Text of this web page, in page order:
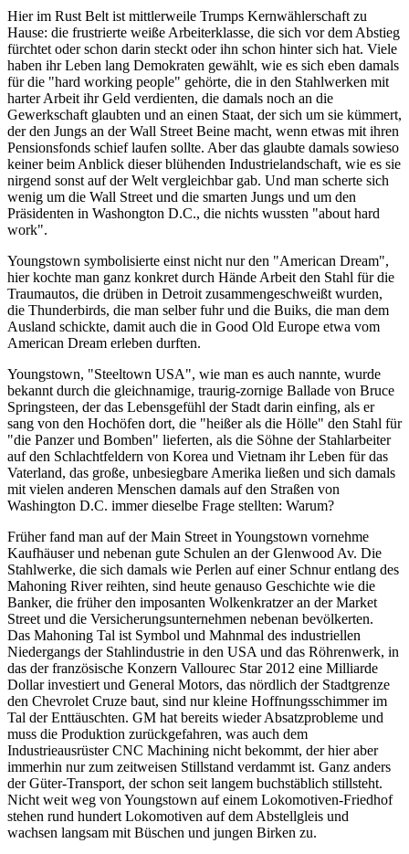
Hier im Rust Belt ist mittlerweile Trumps Kernwählerschaft zu
Hause: die frustrierte weiße Arbeiterklasse, die sich vor dem Abstieg
fürchtet oder schon darin steckt oder ihn schon hinter sich hat. Viele
haben ihr Leben lang Demokraten gewählt, wie es sich eben damals
für die "hard working people" gehörte, die in den Stahlwerken mit
harter Arbeit ihr Geld verdienten, die damals noch an die
Gewerkschaft glaubten und an einen Staat, der sich um sie kümmert,
der den Jungs an der Wall Street Beine macht, wenn etwas mit ihren
Pensionsfonds schief laufen sollte. Aber das glaubte damals sowieso
keiner beim Anblick dieser blühenden Industrielandschaft, wie es sie
nirgend sonst auf der Welt vergleichbar gab. Und man scherte sich
wenig um die Wall Street und die smarten Jungs und um den
Präsidenten in Washongton D.C., die nichts wussten "about hard
work".
Youngstown symbolisierte einst nicht nur den "American Dream",
hier kochte man ganz konkret durch Hände Arbeit den Stahl für die
Traumautos, die drüben in Detroit zusammengeschweißt wurden,
die Thunderbirds, die man selber fuhr und die Buiks, die man dem
Ausland schickte, damit auch die in Good Old Europe etwa vom
American Dream erleben durften.
Youngstown, "Steeltown USA", wie man es auch nannte, wurde
bekannt durch die gleichnamige, traurig-zornige Ballade von Bruce
Springsteen, der das Lebensgefühl der Stadt darin einfing, als er
sang von den Hochöfen dort, die "heißer als die Hölle" den Stahl für
"die Panzer und Bomben" lieferten, als die Söhne der Stahlarbeiter
auf den Schlachtfeldern von Korea und Vietnam ihr Leben für das
Vaterland, das große, unbesiegbare Amerika ließen und sich damals
mit vielen anderen Menschen damals auf den Straßen von
Washington D.C. immer dieselbe Frage stellten: Warum?
Früher fand man auf der Main Street in Youngstown vornehme
Kaufhäuser und nebenan gute Schulen an der Glenwood Av. Die
Stahlwerke, die sich damals wie Perlen auf einer Schnur entlang des
Mahoning River reihten, sind heute genauso Geschichte wie die
Banker, die früher den imposanten Wolkenkratzer an der Market
Street und die Versicherungsunternehmen nebenan bevölkerten.
Das Mahoning Tal ist Symbol und Mahnmal des industriellen
Niedergangs der Stahlindustrie in den USA und das Röhrenwerk, in
das der französische Konzern Vallourec Star 2012 eine Milliarde
Dollar investiert und General Motors, das nördlich der Stadtgrenze
den Chevrolet Cruze baut, sind nur kleine Hoffnungsschimmer im
Tal der Enttäuschten. GM hat bereits wieder Absatzprobleme und
muss die Produktion zurückgefahren, was auch dem
Industrieausrüster CNC Machining nicht bekommt, der hier aber
immerhin nur zum zeitweisen Stillstand verdammt ist. Ganz anders
der Güter-Transport, der schon seit langem buchstäblich stillsteht.
Nicht weit weg von Youngstown auf einem Lokomotiven-Friedhof
stehen rund hundert Lokomotiven auf dem Abstellgleis und
wachsen langsam mit Büschen und jungen Birken zu.